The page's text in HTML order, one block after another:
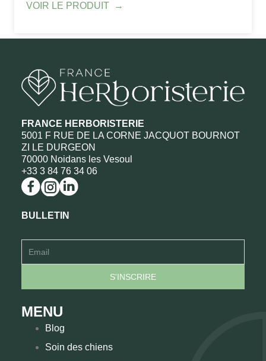
VOIR LE PRODUIT
FRANCE HERBORISTERIE
5001 F RUE DE LA CORNE JACQUOT BOURNOT
ZI LE DURGEON
70000 Noidans les Vesoul
+33 3 84 76 34 06
BULLETIN
MENU
Blog
Soin des chiens